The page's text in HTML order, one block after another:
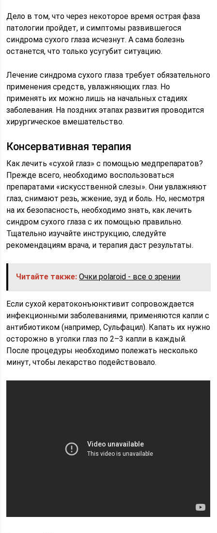
Дело в том, что через некоторое время острая фаза
патологии пройдет, и симптомы развившегося
синдрома сухого глаза исчезнут. А сама болезнь
останется, что только усугубит ситуацию.
Лечение синдрома сухого глаза требует обязательного
применения средств, увлажняющих глаз. Но
применять их можно лишь на начальных стадиях
заболевания. На поздних этапах развития проводится
хирургическое вмешательство.
Консервативная терапия
Как лечить «сухой глаз» с помощью медпрепаратов?
Прежде всего, необходимо воспользоваться
препаратами «искусственной слезы». Они увлажняют
глаз, снимают резь, жжение, зуд и боль. Но, несмотря
на их безопасность, необходимо знать, как лечить
синдром сухого глаза с их помощью правильно.
Тщательно изучайте инструкцию, следуйте
рекомендациям врача, и терапия даст результаты.
Читайте также: Очки polaroid - все о зрении
Если сухой кератоконъюнктивит сопровождается
инфекционными заболеваниями, применяются капли с
антибиотиком (например, Сульфацил). Капать их нужно
осторожно в уголки глаз по 2–3 капли в каждый.
После процедуры необходимо полежать несколько
минут, чтобы лекарство подействовало.